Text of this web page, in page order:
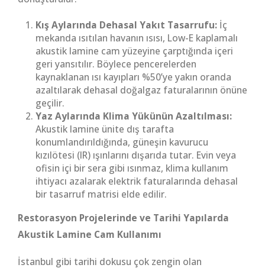
Kış Aylarında Dehasal Yakıt Tasarrufu:İç
mekanda ısıtılan havanın ısısı, Low-E kaplamalı
akustik lamine cam yüzeyine çarptığında içeri
geri yansıtılır. Böylece pencerelerden
kaynaklanan ısı kayıpları %50’ye yakın oranda
azaltılarak dehasal doğalgaz faturalarının önüne
geçilir.
Yaz Aylarında Klima Yükünün Azaltılması:
Akustik lamine ünite dış tarafta
konumlandırıldığında, güneşin kavurucu
kızılötesi (IR) ışınlarını dışarıda tutar. Evin veya
ofisin içi bir sera gibi ısınmaz, klima kullanım
ihtiyacı azalarak elektrik faturalarında dehasal
bir tasarruf matrisi elde edilir.
Restorasyon Projelerinde ve Tarihi Yapılarda
Akustik Lamine Cam Kullanımı
İstanbul gibi tarihi dokusu çok zengin olan